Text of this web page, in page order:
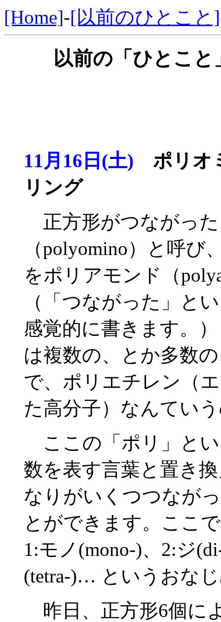
[Home]-[以前のひとこと]
以前の「ひとこ
11月16日(土) ポリオ
リング
正方形がつながっ
（polyomino）と呼
をポリアモンド（
（「つながった」と
感覚的に書きます。
は複数の、とか多数
で、ポリエチレン（
た高分子）なんてい
ここの「ポリ」と
数を表す言葉と置き
なりがいくつつなが
とができます。ここ
1:モノ(mono-)、2:ジ
(tetra-)… というおな
昨日、正方形6個に